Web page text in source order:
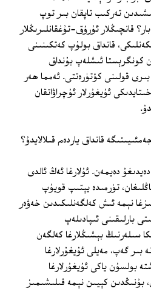
مەن دالا پائالىيىتىگە قاتناشقاندا جەمئىي 40تەك كىشىدىن تەركىب تاپقان بىر توپ
قانچىڭلار ئۇرۇق-تۇغقانلىرىڭلار
قانداق بولۇپ كەتكىنىنى
كونگرېستا ئىشلەپ بۇنداق
قولىنى كۆتۈرەتتى. ئەمما ھەر
ئۇيغۇرلار ئۇچراۋاتقان
قانداق ياردەم قىلالايدۇ؟
دەيمەن. ئۇلارغا ئەڭ ئالدى
تۈرمىدە يېتىپ قويۇپ
نېمە ئىش كەلگەنلىكىدىن خەۋەر
بارلىقىنى ئىپادىلەپ
سىلەرنىڭ بېشىڭلارغا كەلگەن
بىر گەپ، مەيلى ئۇيغۇرلارغا
بولسۇن ياكى ئۇيغۇرلارغا
بۇنىڭدىن كېيىن نېمە قىلىشىمىز